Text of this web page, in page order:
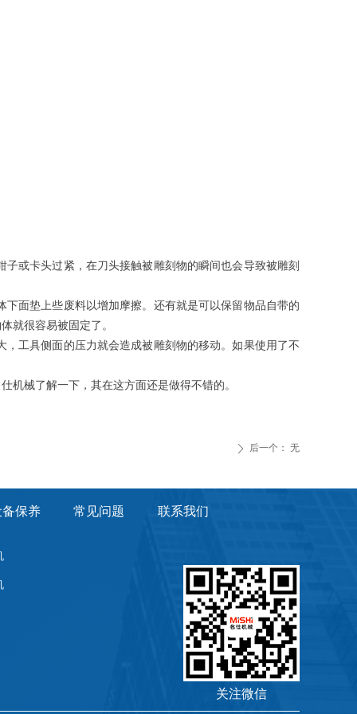
或卡头过紧，在刀头接触被雕刻物的瞬间也会导致被雕刻
面垫上些废料以增加摩擦。还有就是可以保留物品自带的
就很容易被固定了。
工具侧面的压力就会造成被雕刻物的移动。如果使用了不
机械了解一下，其在这方面还是做得不错的。
ꄲ 后一个： 无
关注微信
保养 常见问题 联系我们